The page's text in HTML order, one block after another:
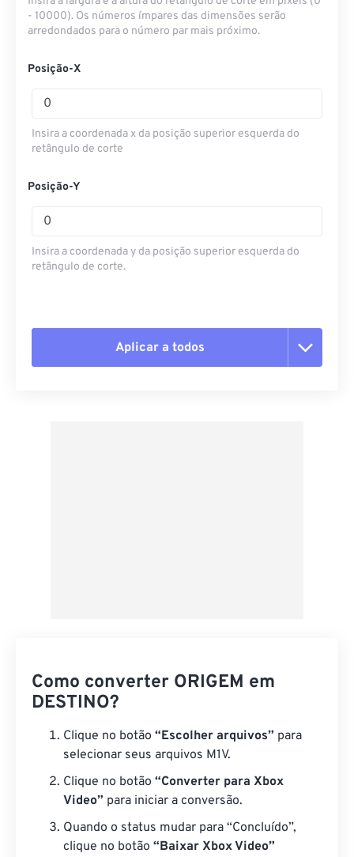
- 10000). Os números ímpares das dimensões serão
arredondados para o número par mais próximo.
Posição-X
Insira a coordenada x da posição superior esquerda do
retângulo de corte
Posição-Y
Insira a coordenada y da posição superior esquerda do
retângulo de corte.
Aplicar a todos
Como converter ORIGEM em
DESTINO?
Clique no botão “Escolher arquivos” para
selecionar seus arquivos M1V.
Clique no botão “Converter para Xbox
Video” para iniciar a conversão.
Quando o status mudar para “Concluído”,
clique no botão “Baixar Xbox Video”